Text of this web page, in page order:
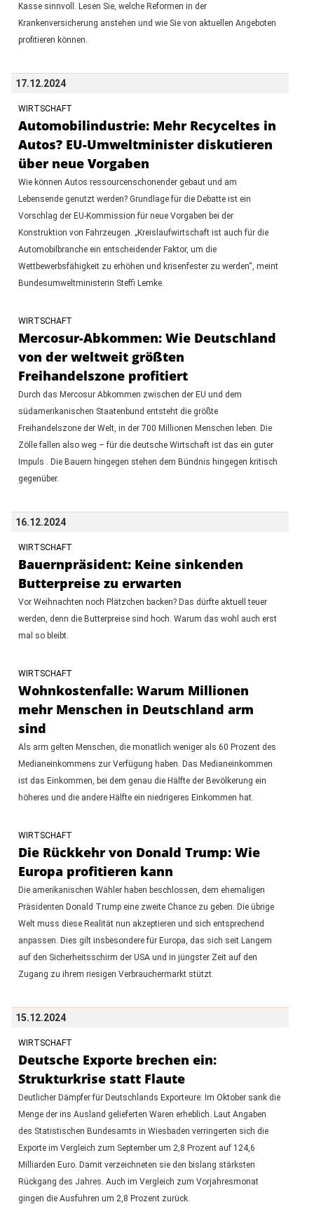
Kasse sinnvoll. Lesen Sie, welche Reformen in der
Krankenversicherung anstehen und wie Sie von aktuellen Angeboten
profitieren können.
17.12.2024
WIRTSCHAFT
Automobilindustrie: Mehr Recyceltes in
Autos? EU-Umweltminister diskutieren
über neue Vorgaben
Wie können Autos ressourcenschonender gebaut und am
Lebensende genutzt werden? Grundlage für die Debatte ist ein
Vorschlag der EU-Kommission für neue Vorgaben bei der
Konstruktion von Fahrzeugen. „Kreislaufwirtschaft ist auch für die
Automobilbranche ein entscheidender Faktor, um die
Wettbewerbsfähigkeit zu erhöhen und krisenfester zu werden“, meint
Bundesumweltministerin Steffi Lemke.
WIRTSCHAFT
Mercosur-Abkommen: Wie Deutschland
von der weltweit größten
Freihandelszone profitiert
Durch das Mercosur Abkommen zwischen der EU und dem
südamerikanischen Staatenbund entsteht die größte
Freihandelszone der Welt, in der 700 Millionen Menschen leben. Die
Zölle fallen also weg – für die deutsche Wirtschaft ist das ein guter
Impuls . Die Bauern hingegen stehen dem Bündnis hingegen kritisch
gegenüber.
16.12.2024
WIRTSCHAFT
Bauernpräsident: Keine sinkenden
Butterpreise zu erwarten
Vor Weihnachten noch Plätzchen backen? Das dürfte aktuell teuer
werden, denn die Butterpreise sind hoch. Warum das wohl auch erst
mal so bleibt.
WIRTSCHAFT
Wohnkostenfalle: Warum Millionen
mehr Menschen in Deutschland arm
sind
Als arm gelten Menschen, die monatlich weniger als 60 Prozent des
Medianeinkommens zur Verfügung haben. Das Medianeinkommen
ist das Einkommen, bei dem genau die Hälfte der Bevölkerung ein
höheres und die andere Hälfte ein niedrigeres Einkommen hat.
WIRTSCHAFT
Die Rückkehr von Donald Trump: Wie
Europa profitieren kann
Die amerikanischen Wähler haben beschlossen, dem ehemaligen
Präsidenten Donald Trump eine zweite Chance zu geben. Die übrige
Welt muss diese Realität nun akzeptieren und sich entsprechend
anpassen. Dies gilt insbesondere für Europa, das sich seit Langem
auf den Sicherheitsschirm der USA und in jüngster Zeit auf den
Zugang zu ihrem riesigen Verbrauchermarkt stützt.
15.12.2024
WIRTSCHAFT
Deutsche Exporte brechen ein:
Strukturkrise statt Flaute
Deutlicher Dämpfer für Deutschlands Exporteure: Im Oktober sank die
Menge der ins Ausland gelieferten Waren erheblich. Laut Angaben
des Statistischen Bundesamts in Wiesbaden verringerten sich die
Exporte im Vergleich zum September um 2,8 Prozent auf 124,6
Milliarden Euro. Damit verzeichneten sie den bislang stärksten
Rückgang des Jahres. Auch im Vergleich zum Vorjahresmonat
gingen die Ausfuhren um 2,8 Prozent zurück.